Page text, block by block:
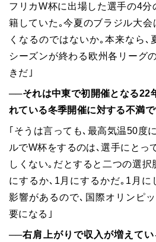
フリカW杯に出場した選手の4
籍していた｡今夏のブラジル大
くなるのではないか｡本来なら､
シーズンが終わる欧州各リーグ
きだ｣
──それは中東で初開催となる22
れている冬季開催に対する不満で
｢そうは言っても､最高気温50度
ルでW杯をするのは､選手にとっ
しくない｡だとすると二つの選択
にするか､1月にするかだ｡1月に
影響があるので､国際オリンピ
要になる｣
──右肩上がりで収入が増えて